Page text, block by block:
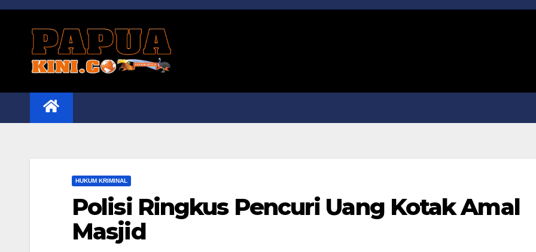
Skip
HUKUM KRIMINAL
Polisi Ringkus Pencuri Uang Kotak Amal
Masjid